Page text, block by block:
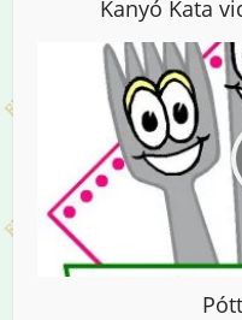
Kanyó Kata